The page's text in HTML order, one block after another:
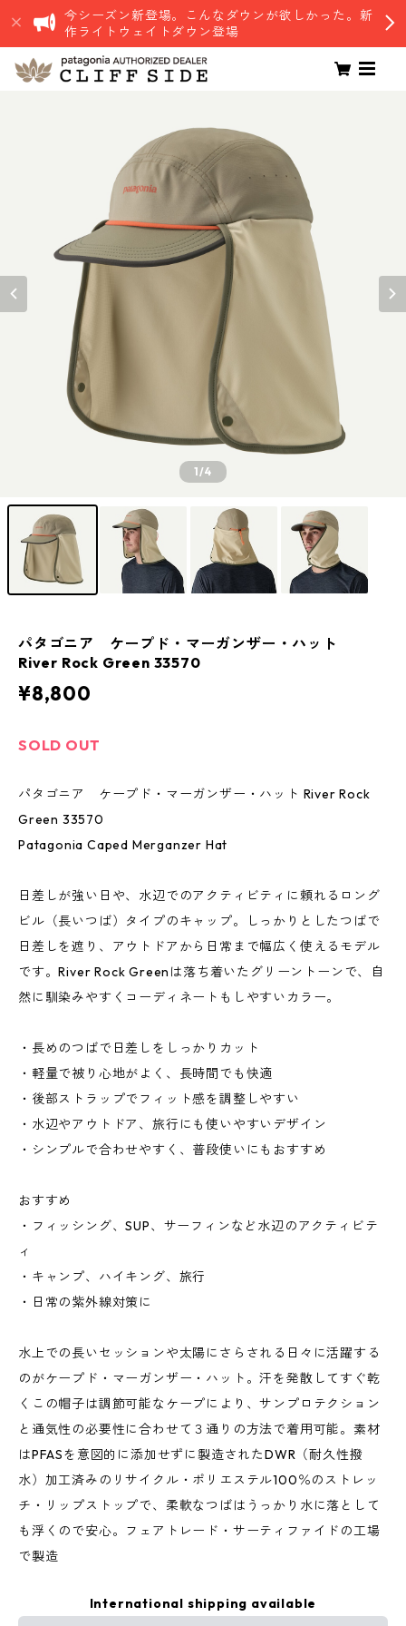
今シーズン新登場。こんなダウンが欲しかった。新
作ライトウェイトダウン登場
1/4
パタゴニア ケープド・マーガンザー・ハット
River Rock Green 33570
¥8,800
SOLD OUT
パタゴニア ケープド・マーガンザー・ハット River Rock
Green 33570
Patagonia Caped Merganzer Hat
日差しが強い日や、水辺でのアクティビティに頼れるロング
ビル（長いつば）タイプのキャップ。しっかりとしたつばで
日差しを遮り、アウトドアから日常まで幅広く使えるモデル
です。River Rock Greenは落ち着いたグリーントーンで、自
然に馴染みやすくコーディネートもしやすいカラー。
・長めのつばで日差しをしっかりカット
・軽量で被り心地がよく、長時間でも快適
・後部ストラップでフィット感を調整しやすい
・水辺やアウトドア、旅行にも使いやすいデザイン
・シンプルで合わせやすく、普段使いにもおすすめ
おすすめ
・フィッシング、SUP、サーフィンなど水辺のアクティビテ
ィ
・キャンプ、ハイキング、旅行
・日常の紫外線対策に
水上での長いセッションや太陽にさらされる日々に活躍する
のがケープド・マーガンザー・ハット。汗を発散してすぐ乾
くこの帽子は調節可能なケープにより、サンプロテクション
と通気性の必要性に合わせて３通りの方法で着用可能。素材
はPFASを意図的に添加せずに製造されたDWR（耐久性撥
水）加工済みのリサイクル・ポリエステル100％のストレッ
チ・リップストップで、柔軟なつばはうっかり水に落として
も浮くので安心。フェアトレード・サーティファイドの工場
で製造
International shipping available